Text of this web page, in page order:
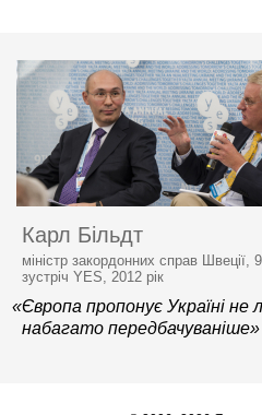
Карл Більдт
міністр закордонних справ Швеції,
зустріч YES, 2012 рік
«Європа пропонує Україні
набагато передбачуваніше»